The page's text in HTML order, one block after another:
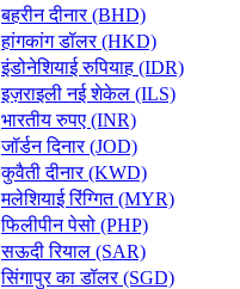
बहरीन दीनार (BHD)
हांगकांग डॉलर (HKD)
इंडोनेशियाई रुपियाह (IDR)
इज़राइली नई शेकेल (ILS)
भारतीय रुपए (INR)
जॉर्डन दिनार (JOD)
कुवैती दीनार (KWD)
मलेशियाई रिंग्गित (MYR)
फिलीपीन पेसो (PHP)
सऊदी रियाल (SAR)
सिंगापुर का डॉलर (SGD)